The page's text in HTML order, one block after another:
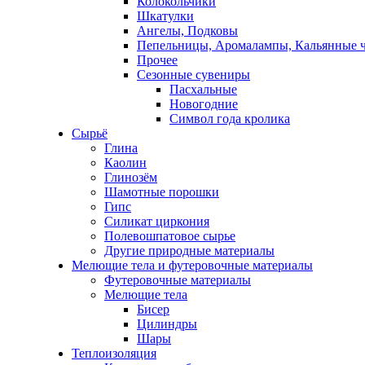
Шкатулки
Ангелы, Подковы
Пепельницы, Аромалампы, Кальянные
Прочее
Сезонные сувениры
Пасхальные
Новогодние
Символ года кролика
Сырьё
Глина
Каолин
Глинозём
Шамотные порошки
Гипс
Силикат циркония
Полевошпатовое сырье
Другие природные материалы
Мелющие тела и футеровочные материалы
Футеровочные материалы
Мелющие тела
Бисер
Цилиндры
Шары
Теплоизоляция